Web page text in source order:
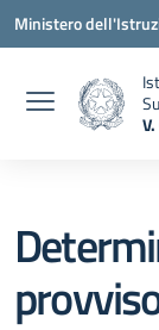
Vai ai contenuti
Vai al menu di
Vai al footer
Ministero